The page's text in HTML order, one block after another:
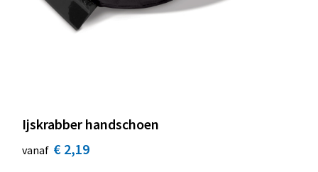
Ijskrabber handschoen
vanaf € 2,19